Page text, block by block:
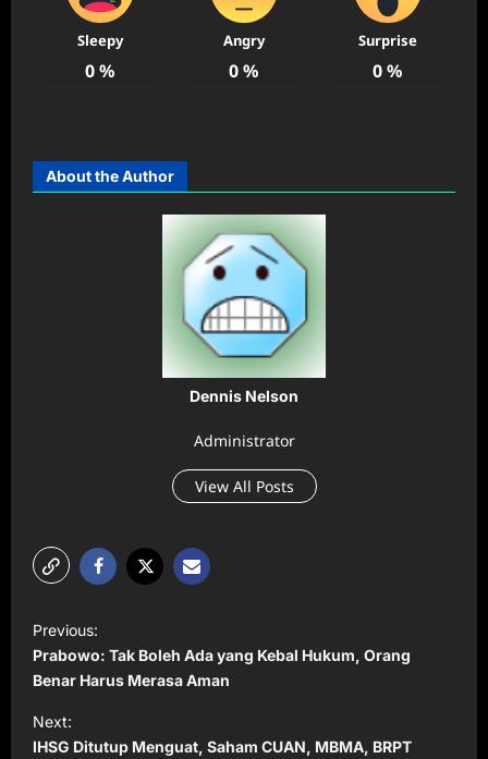
Sleepy
0%
Angry
0%
Surprise
0%
About the Author
Dennis Nelson
Administrator
View All Posts
o
s
t
n
Previous:
Prabowo: Tak Boleh Ada yang Kebal Hukum, Orang
Benar Harus Merasa Aman
Next:
IHSG Ditutup Menguat, Saham CUAN, MBMA, BRPT